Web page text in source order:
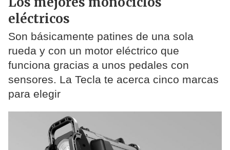
eléctricos
Son básicamente patines de una sola
rueda y con un motor eléctrico que
funciona gracias a unos pedales con
sensores. La Tecla te acerca cinco marcas
para elegir